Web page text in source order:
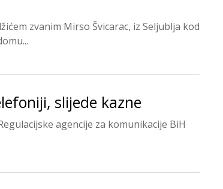
zvanim Mirso Švicarac, iz Seljublja kod
slijede kazne
agencije za komunikacije BiH